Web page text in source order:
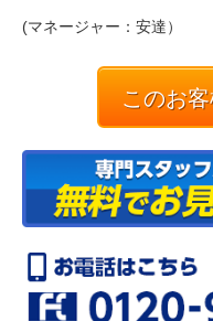
(マネージャー：安達）
このお